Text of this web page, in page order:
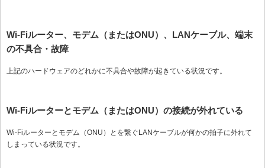
Wi-Fiルーター、モデム（またはONU）、LANケーブル、端末
の不具合・故障
上記のハードウェアのどれかに不具合や故障が起きている状況です。
Wi-Fiルーターとモデム（またはONU）の接続が外れている
Wi-Fiルーターとモデム（ONU）とを繋ぐLANケーブルが何かの拍子に外れて
しまっている状況です。